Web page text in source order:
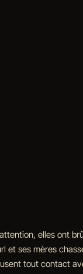
elles ont
et ses mères
tout contact